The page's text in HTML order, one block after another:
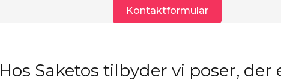
Kontaktformular
Hos Saketos tilbyder vi poser, der